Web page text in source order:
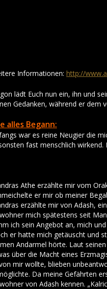
Informationen: http://
lädt Euch nun ein, ihn und
Gedanken, während er dem
alles Begann:
war es reine Neugier die
fast menschlich wirkend.
Athe erzählte mir vom
er mir ob meiner
erzählte mir von Adash,
mich spätestens seit
ich sein Angebot an, mich
er hatte mich getäuscht und
Andarmel hörte. Laut
über die Macht eines
mir wollte, blieben
Da meine Gefährten
von Adash kennen.